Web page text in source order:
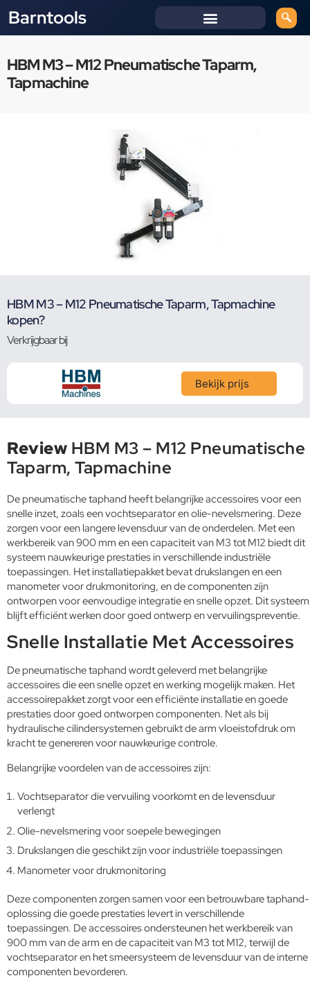
Barntools
HBM M3 – M12 Pneumatische Taparm,
Tapmachine
HBM M3 – M12 Pneumatische Taparm, Tapmachine
kopen?
Verkrijgbaar bij
Bekijk prijs
Review HBM M3 – M12 Pneumatische
Taparm, Tapmachine
De pneumatische taphand heeft belangrijke accessoires voor een
snelle inzet, zoals een vochtseparator en olie-nevelsmering. Deze
zorgen voor een langere levensduur van de onderdelen. Met een
werkbereik van 900 mm en een capaciteit van M3 tot M12 biedt dit
systeem nauwkeurige prestaties in verschillende industriële
toepassingen. Het installatiepakket bevat drukslangen en een
manometer voor drukmonitoring, en de componenten zijn
ontworpen voor eenvoudige integratie en snelle opzet. Dit systeem
blijft efficiënt werken door goed ontwerp en vervuilingspreventie.
Snelle Installatie Met Accessoires
De pneumatische taphand wordt geleverd met belangrijke
accessoires die een snelle opzet en werking mogelijk maken. Het
accessoirepakket zorgt voor een efficiënte installatie en goede
prestaties door goed ontworpen componenten. Net als bij
hydraulische cilindersystemengebruikt de arm vloeistofdruk om
kracht te genereren voor nauwkeurige controle.
Belangrijke voordelen van de accessoires zijn:
Vochtseparator die vervuiling voorkomt en de levensduur
verlengt
Olie-nevelsmering voor soepele bewegingen
Drukslangen die geschikt zijn voor industriële toepassingen
Manometer voor drukmonitoring
Deze componenten zorgen samen voor een betrouwbare taphand-
oplossing die goede prestaties levert in verschillende
toepassingen. De accessoires ondersteunen het werkbereik van
900 mm van de arm en de capaciteit van M3 tot M12, terwijl de
vochtseparator en het smeersysteem de levensduur van de interne
componenten bevorderen.